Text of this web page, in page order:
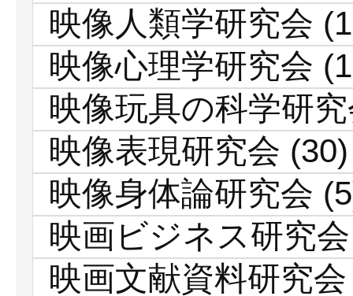
映像人類学研究会
映像心理学研究会
映像玩具の科学研
映像表現研究会 (30)
映像身体論研究会
映画ビジネス研究会
映画文献資料研究会